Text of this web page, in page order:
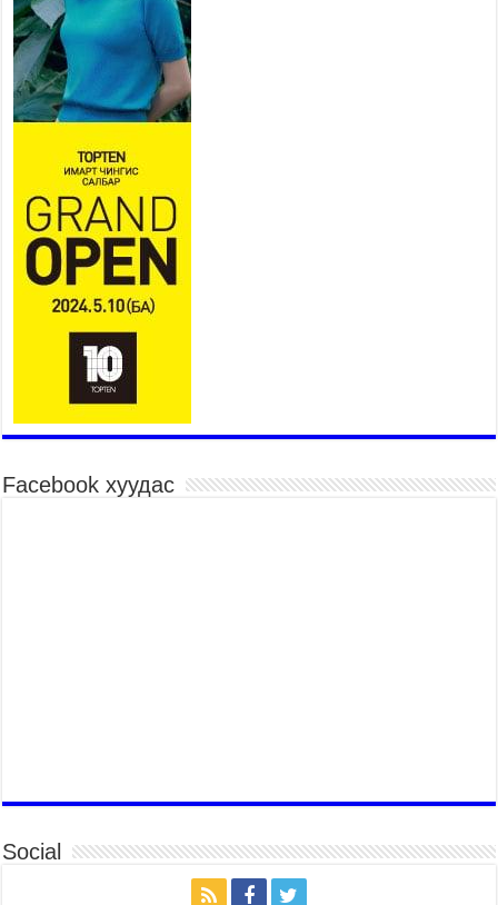
2026 оны 7 сар 20 / 9 цаг 09 минут
311 алба хаагч, 119 техник хэрэгсэлтэй ажиллаж
үер усны аюул, болзошгүй эрсдэлээс сэргийлж
байна
2026 оны 7 сар 20 / 9 цаг 05 минут
Аяллаа зөв төлөвлөхийг иргэдэд зөвлөж байна
2026 оны 7 сар 16 / 11 цаг 50 минут
Үер усны болзошгүй аюулаас сэргийлж,
холбогдох байгууллагууд өндөржүүлсэн бэлэн
байдалд ажиллаж байна
2026 оны 7 сар 15 / 13 цаг 06 минут
Монгол адууны үнэ цэнийг дэлхийд сурталчлах
2026 оны 7 сар 15 / 11 цаг 51 минут
Шагайн харвааны насанд хүрэгчдийн багийн
төрөлд 106 багийн 848 харваач өрсөлдөж,
шилдгүүд шалгарав
161 ажилтан, 27 техниктэй ажиллаж байна
Наадмын амралтын өдрүүдэд нийслэлийн эрүүл
мэндийн байгууллагууд дараах хуваарийн дагуу
Facebook хуудас
Social